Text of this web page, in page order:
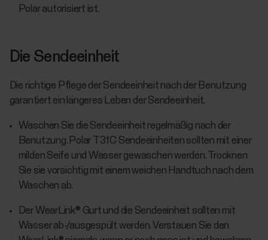
Polar autorisiert ist.
Die Sendeeinheit
Die richtige Pflege der Sendeeinheit nach der Benutzung
garantiert ein längeres Leben der Sendeeinheit.
Waschen Sie die Sendeeinheit regelmäßig nach der
Benutzung. Polar T31C Sendeeinheiten sollten mit einer
milden Seife und Wasser gewaschen werden. Trocknen
Sie sie vorsichtig mit einem weichen Handtuch nach dem
Waschen ab.
Der WearLink® Gurt und die Sendeeinheit sollten mit
Wasser ab-/ausgespült werden. Verstauen Sie den